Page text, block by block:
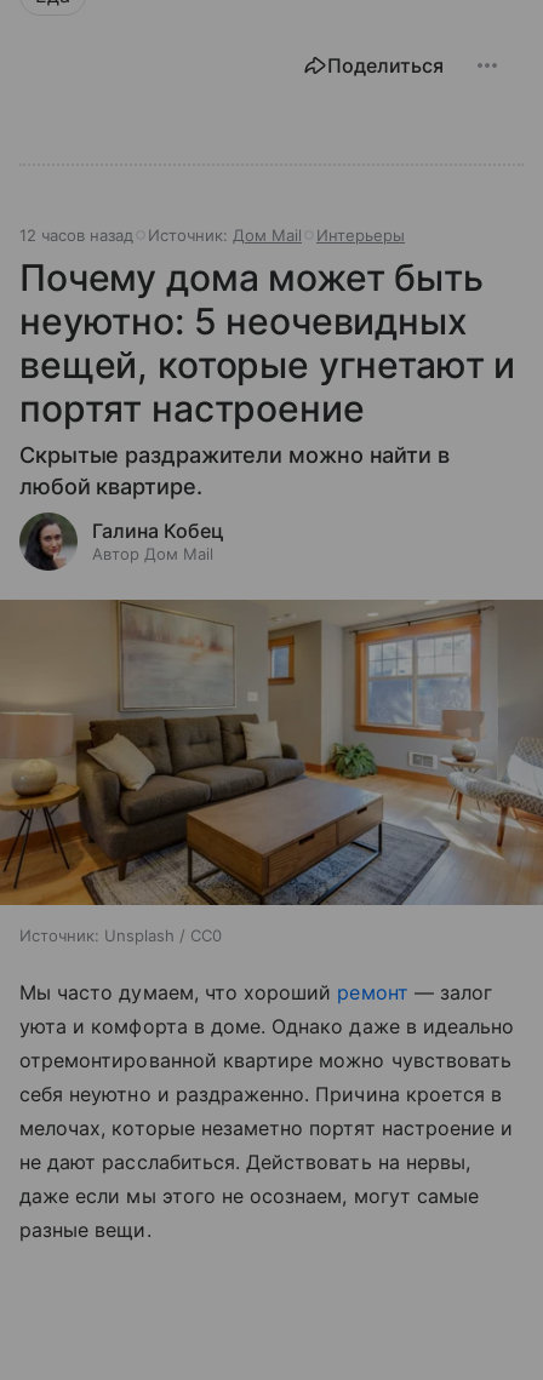
Поделиться
12 часов назад Источник: Дом Mail Интерьеры
Почему дома может быть
неуютно: 5 неочевидных
вещей, которые угнетают и
портят настроение
Скрытые раздражители можно найти в
любой квартире.
Галина Кобец
Автор Дом Mail
Источник: Unsplash / CC0
Мы часто думаем, что хороший ремонт — залог
уюта и комфорта в доме. Однако даже в идеально
отремонтированной квартире можно чувствовать
себя неуютно и раздраженно. Причина кроется в
мелочах, которые незаметно портят настроение и
не дают расслабиться. Действовать на нервы,
даже если мы этого не осознаем, могут самые
разные вещи.